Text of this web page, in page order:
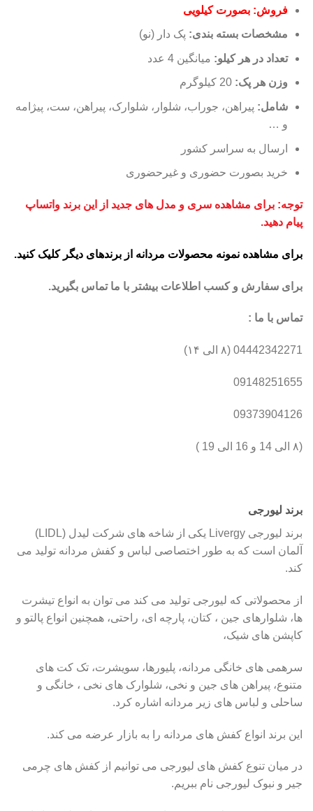
فروش: بصورت کیلویی
مشخصات بسته بندی: پک دار (نو)
تعداد در هر کیلو: میانگین 4 عدد
وزن هر پک:
شامل: پیراهن، جوراب، شلوار، شلوارک، پیراهن، ست، پیژامه
و …
ارسال به سراسر کشور
خرید بصورت حضوری و غیرحضوری
توجه: برای مشاهده سری و مدل های جدید از این برند واتساپ
پیام دهید.
برای مشاهده نمونه محصولات مردانه از برندهای دیگر کلیک کنید.
برای سفارش و کسب اطلاعات بیشتر با ما تماس بگیرید.
تماس با ما :
04442342271 (۸ الی ۱۴)
09148251655
09373904126
(۸ الی 14 و 16 الی 19 )
برند لیورجی
برند لیورجی Livergy یکی از شاخه های شرکت لیدل (LIDL)
آلمان است که به طور اختصاصی لباس و کفش مردانه تولید می
کند.
از محصولاتی که لیورجی تولید می کند می توان به انواع تیشرت
ها، شلوارهای جین ، کتان، پارچه ای، راحتی، همچنین انواع پالتو و
کاپشن های شیک،
سرهمی های خانگی مردانه، پلیورها، سویشرت، تک کت های
متنوع، پیراهن های جین و نخی، شلوارک های نخی ، خانگی و
ساحلی و لباس های زیر مردانه اشاره کرد.
این برند انواع کفش های مردانه را به بازار عرضه می کند.
در میان تنوع کفش های لیورجی می توانیم از کفش های چرمی
جیر و نبوک لیورجی نام ببریم.